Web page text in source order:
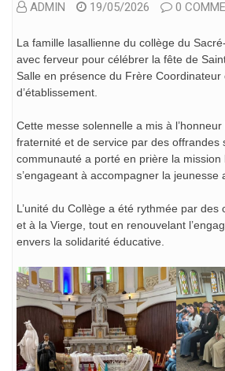
ADMIN 19/05/2026 0
La famille lasallienne du collège du
avec ferveur pour célébrer la fête de
Salle en présence du Frère Coordinateur
d’établissement.
Cette messe solennelle a mis à
fraternité et de service par des offrandes
communauté a porté en prière la mission
s’engageant à accompagner la jeunesse
L’unité du Collège a été rythmée par
et à la Vierge, tout en renouvelant
envers la solidarité éducative.